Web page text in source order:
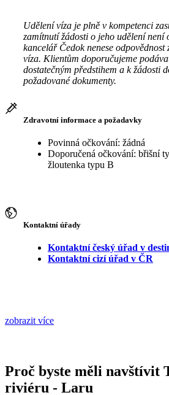
Udělení víza je plně v kompetenci
zamítnutí žádosti o jeho udělení není
kancelář Čedok nenese
víza. Klientům doporučujeme
dostatečným předstihem a k žádosti
požadované dokumenty.
Zdravotní informace a požadavky
Povinná očkování: žádná
Doporučená očkování: břišní
žloutenka typu B
Kontaktní úřady
Kontaktní český úřad v
Kontaktní cizí úřad v ČR
zobrazit více
Proč byste měli navštívit
riviéru - Laru